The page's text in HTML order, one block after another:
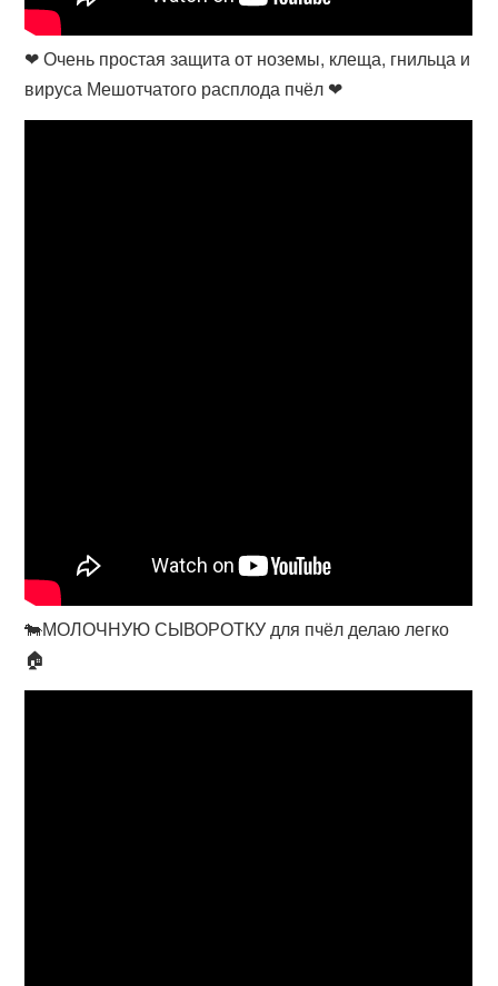
❤ Очень простая защита от ноземы, клеща, гнильца и
вируса Мешотчатого расплода пчёл ❤
🐄МОЛОЧНУЮ СЫВОРОТКУ для пчёл делаю легко
🏠